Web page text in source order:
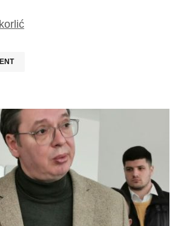
will not be published.
are marked*